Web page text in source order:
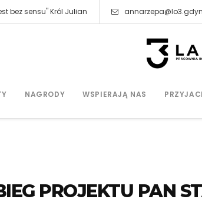
bez sensu" Król Julian
NAGRODY WSPIERAJĄ NAS
PROJEKTU PAN